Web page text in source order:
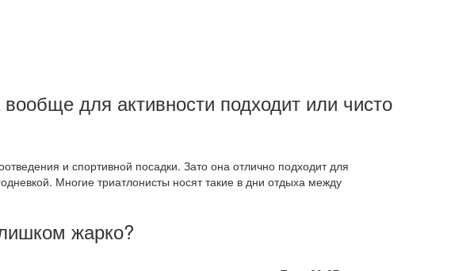
для активности подходит или чисто
и спортивной посадки. Зато она отлично подходит для
Многие триатлонисты носят такие в дни отдыха между
жарко?